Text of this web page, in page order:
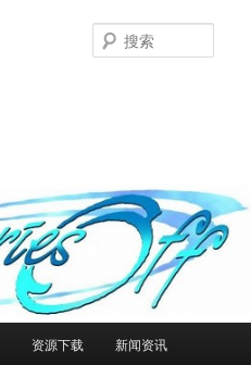
索
资源下载 新闻资讯